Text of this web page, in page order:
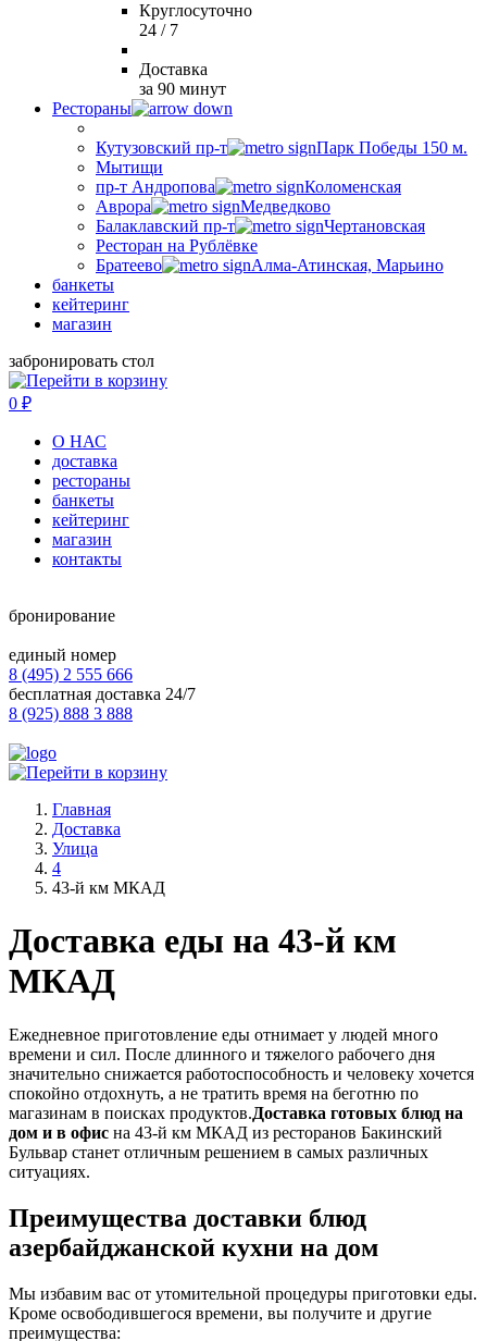
Круглосуточно
24 / 7
Доставка
за 90 минут
Рестораны
Кутузовский пр-т
Парк Победы 150 м.
Мытищи
пр-т Андропова
Коломенская
Аврора
Медведково
Балаклавский пр-т
Чертановская
Ресторан на Рублёвке
Братеево
Алма-Атинская, Марьино
банкеты
кейтеринг
магазин
забронировать стол
0 ₽
О НАС
доставка
рестораны
банкеты
кейтеринг
магазин
контакты
бронирование
единый номер
8 (495) 2 555 666
бесплатная доставка 24/7
8 (925) 888 3 888
Главная
Доставка
Улица
4
43-й км МКАД
Доставка еды на 43-й км
МКАД
Ежедневное приготовление еды отнимает у людей много
времени и сил. После длинного и тяжелого рабочего дня
значительно снижается работоспособность и человеку хочется
спокойно отдохнуть, а не тратить время на беготню по
магазинам в поисках продуктов.Доставка готовых блюд на
дом и в офис на 43-й км МКАД из ресторанов Бакинский
Бульвар станет отличным решением в самых различных
ситуациях.
Преимущества доставки блюд
азербайджанской кухни на дом
Мы избавим вас от утомительной процедуры приготовки еды.
Кроме освободившегося времени, вы получите и другие
преимущества: